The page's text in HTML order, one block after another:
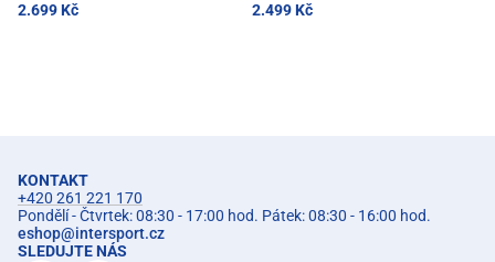
2.699 Kč 2.499 Kč
KONTAKT
+420 261 221 170
Pondělí - Čtvrtek: 08:30 - 17:00 hod. Pátek: 08:30 - 16:00 hod.
eshop@intersport.cz
SLEDUJTE NÁS